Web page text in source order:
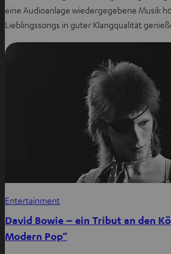
eine Audioanlage wiedergegebene Musik
Lieblingssongs in guter Klangqualität
Entertainment
David Bowie – ein Tribut an den
Modern Pop“